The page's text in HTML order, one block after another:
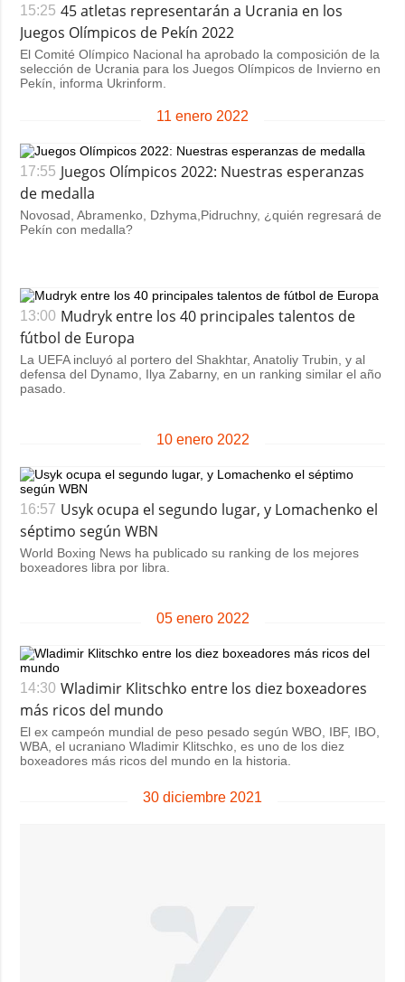
15:25 45 atletas representarán a Ucrania en los
Juegos Olímpicos de Pekín 2022
El Comité Olímpico Nacional ha aprobado la composición de la
selección de Ucrania para los Juegos Olímpicos de Invierno en
Pekín, informa Ukrinform.
11 enero 2022
17:55 Juegos Olímpicos 2022: Nuestras esperanzas
de medalla
Novosad, Abramenko, Dzhyma,Pidruchny, ¿quién regresará de
Pekín con medalla?
13:00 Mudryk entre los 40 principales talentos de
fútbol de Europa
La UEFA incluyó al portero del Shakhtar, Anatoliy Trubin, y al
defensa del Dynamo, Ilya Zabarny, en un ranking similar el año
pasado.
10 enero 2022
16:57 Usyk ocupa el segundo lugar, y Lomachenko el
séptimo según WBN
World Boxing News ha publicado su ranking de los mejores
boxeadores libra por libra.
05 enero 2022
14:30 Wladimir Klitschko entre los diez boxeadores
más ricos del mundo
El ex campeón mundial de peso pesado según WBO, IBF, IBO,
WBA, el ucraniano Wladimir Klitschko, es uno de los diez
boxeadores más ricos del mundo en la historia.
30 diciembre 2021